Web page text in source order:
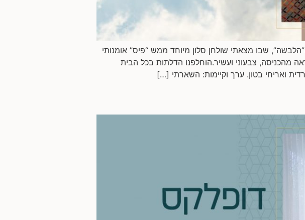
שבו מצאתי שולחן סלון מיוחד ממש “פיס” אומנותי
מהכניסה, צבעוני ועשיר.הוחלפנו הדלתות בכל הבית
ואריחי בטון. ערך וקיימות: השארתי […]